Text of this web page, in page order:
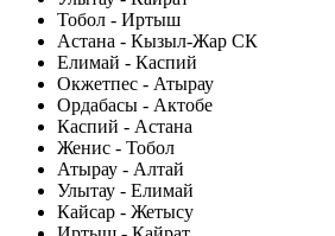
Тобол - Иртыш
Астана - Кызыл-Жар СК
Елимай - Каспий
Окжетпес - Атырау
Ордабасы - Актобе
Каспий - Астана
Женис - Тобол
Атырау - Алтай
Улытау - Елимай
Кайсар - Жетысу